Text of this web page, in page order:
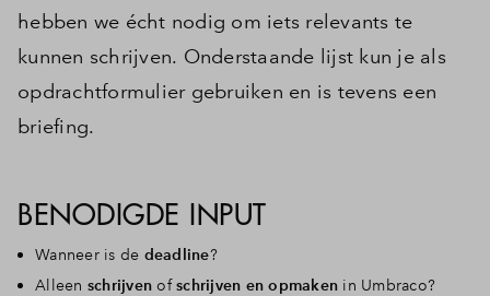
hebben we écht nodig om iets relevants te
kunnen schrijven. Onderstaande lijst kun je als
opdrachtformulier gebruiken en is tevens een
briefing.
BENODIGDE INPUT
Wanneer is de deadline?
Alleen schrijven ofschrijven en opmaken in Umbraco?